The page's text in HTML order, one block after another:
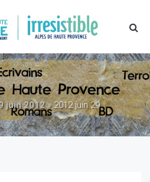
juin 2012»2012 juin 29